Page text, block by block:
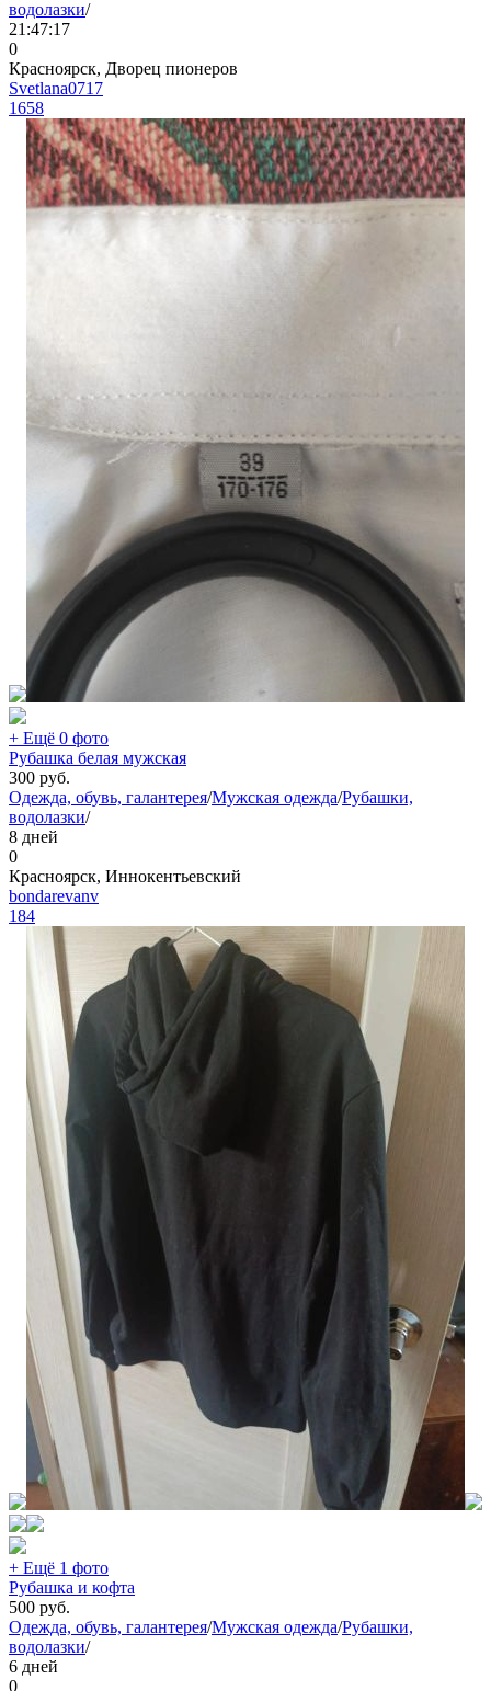
водолазки/
21:47:17
0
Красноярск, Дворец пионеров
Svetlana0717
1658
+ Ещё 0 фото
Рубашка белая мужская
300 руб.
Одежда, обувь, галантерея/Мужская одежда/Рубашки,
водолазки/
8 дней
0
Красноярск, Иннокентьевский
bondarevanv
184
+ Ещё 1 фото
Рубашка и кофта
500 руб.
Одежда, обувь, галантерея/Мужская одежда/Рубашки,
водолазки/
6 дней
0